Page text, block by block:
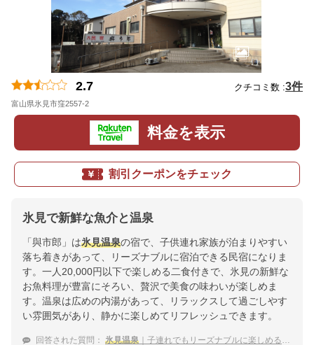
2.7 クチコミ数 :3件
富山県氷見市窪2557-2
料金を表示
割引クーポンをチェック
氷見で新鮮な魚介と温泉
「與市郎」は氷見温泉の宿で、子供連れ家族が泊まりやすい
落ち着きがあって、リーズナブルに宿泊できる民宿になりま
す。一人20,000円以下で楽しめる二食付きで、氷見の新鮮な
お魚料理が豊富にそろい、贅沢で美食の味わいが楽しめま
す。温泉は広めの内湯があって、リラックスして過ごしやす
い雰囲気があり、静かに楽しめてリフレッシュできます。
回答された質問： 氷見温泉 ｜子連れでもリーズナブルに楽しめる宿のおすすめは？